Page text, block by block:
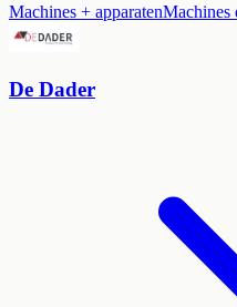
Machines + apparatenMachines
De Dader